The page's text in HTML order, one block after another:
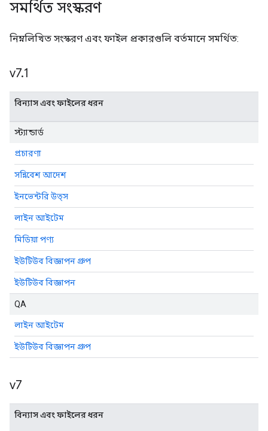
সমর্থিত সংস্করণ
নিম্নলিখিত সংস্করণ এবং ফাইল প্রকারগুলি বর্তমানে সমর্থিত:
v7.1
বিন্যাস এবং ফাইলের ধরন
স্ট্যান্ডার্ড
প্রচারণা
সন্নিবেশ আদেশ
ইনভেন্টরি উত্স
লাইন আইটেম
মিডিয়া পণ্য
ইউটিউব বিজ্ঞাপন গ্রুপ
ইউটিউব বিজ্ঞাপন
QA
লাইন আইটেম
ইউটিউব বিজ্ঞাপন গ্রুপ
v7
বিন্যাস এবং ফাইলের ধরন